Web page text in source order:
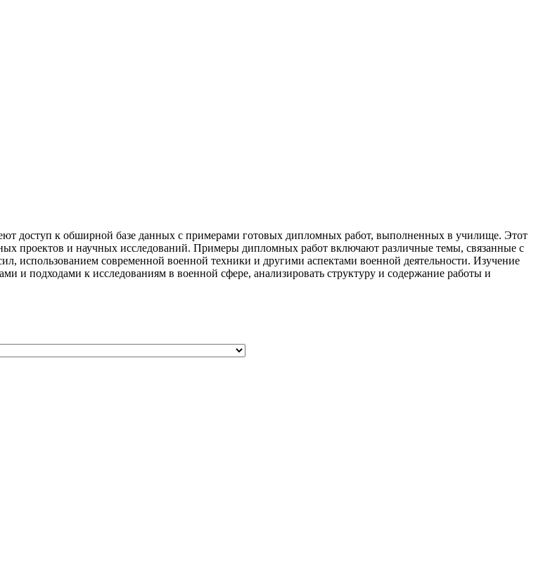
доступ к обширной базе данных с примерами готовых дипломных работ, выполненных в училище. Этот
проектов и научных исследований. Примеры дипломных работ включают различные темы, связанные с
использованием современной военной техники и другими аспектами военной деятельности. Изучение
и подходами к исследованиям в военной сфере, анализировать структуру и содержание работы и